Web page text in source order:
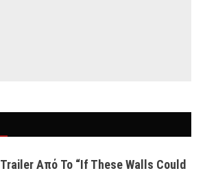
Trailer Από Το “If These Walls Could